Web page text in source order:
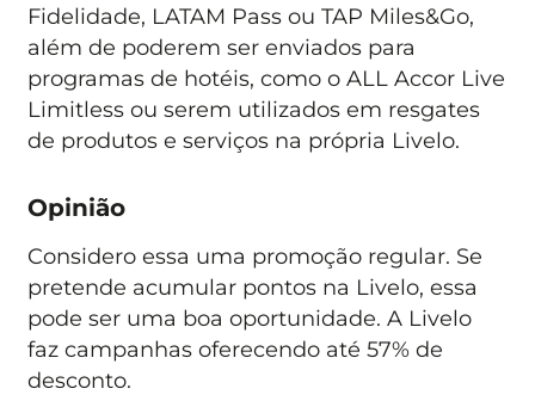
Fidelidade, LATAM Pass ou TAP Miles&Go,
além de poderem ser enviados para
programas de hotéis, como o ALL Accor Live
Limitless ou serem utilizados em resgates
de produtos e serviços na própria Livelo.
Opinião
Considero essa uma promoção regular. Se
pretende acumular pontos na Livelo, essa
pode ser uma boa oportunidade. A Livelo
faz campanhas oferecendo até 57% de
desconto.